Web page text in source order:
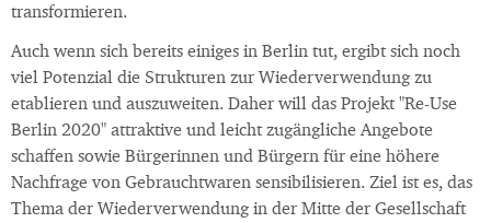
transformieren.
Auch wenn sich bereits einiges in Berlin tut, ergibt sich noch
viel Potenzial die Strukturen zur Wiederverwendung zu
etablieren und auszuweiten. Daher will das Projekt "Re-Use
Berlin 2020" attraktive und leicht zugängliche Angebote
schaffen sowie Bürgerinnen und Bürgern für eine höhere
Nachfrage von Gebrauchtwaren sensibilisieren. Ziel ist es, das
Thema der Wiederverwendung in der Mitte der Gesellschaft